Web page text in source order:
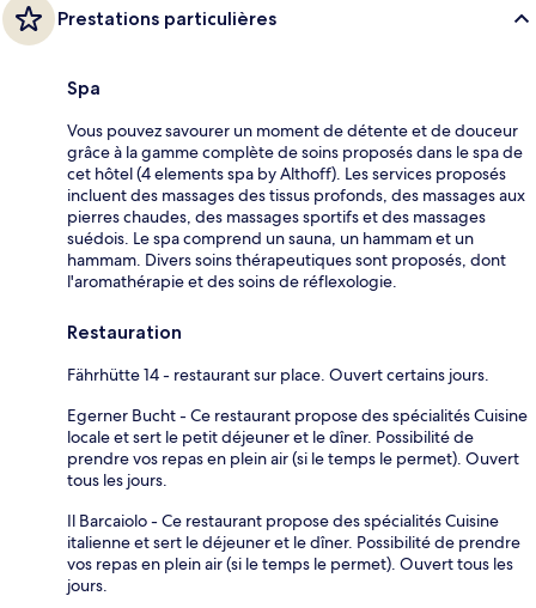
Prestations particulières
Spa
Vous pouvez savourer un moment de détente et de douceur
grâce à la gamme complète de soins proposés dans le spa de
cet hôtel (4 elements spa by Althoff). Les services proposés
incluent des massages des tissus profonds, des massages aux
pierres chaudes, des massages sportifs et des massages
suédois. Le spa comprend un sauna, un hammam et un
hammam. Divers soins thérapeutiques sont proposés, dont
l'aromathérapie et des soins de réflexologie.
Restauration
Fährhütte 14 - restaurant sur place. Ouvert certains jours.
Egerner Bucht - Ce restaurant propose des spécialités Cuisine
locale et sert le petit déjeuner et le dîner. Possibilité de
prendre vos repas en plein air (si le temps le permet). Ouvert
tous les jours.
Il Barcaiolo - Ce restaurant propose des spécialités Cuisine
italienne et sert le déjeuner et le dîner. Possibilité de prendre
vos repas en plein air (si le temps le permet). Ouvert tous les
jours.